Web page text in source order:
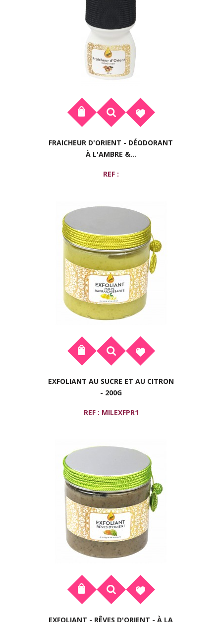
FRAICHEUR D'ORIENT - DÉODORANT
À L'AMBRE &...
REF :
EXFOLIANT AU SUCRE ET AU CITRON
- 200G
REF : MILEXFPR1
EXFOLIANT - RÊVES D'ORIENT - À LA